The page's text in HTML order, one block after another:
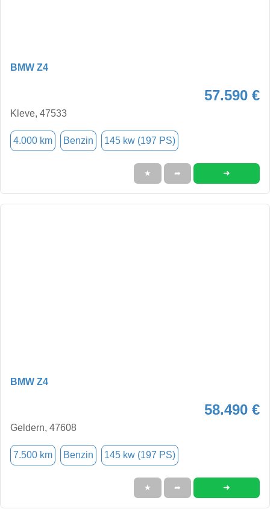
BMW Z4
57.590 €
Kleve, 47533
4.000 km Benzin 145 kw (197 PS)
★ ➦ ➜
BMW Z4
58.490 €
Geldern, 47608
7.500 km Benzin 145 kw (197 PS)
★ ➦ ➜